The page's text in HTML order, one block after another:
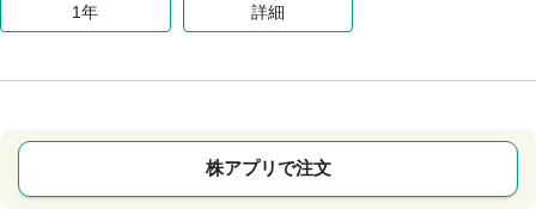
1年 詳細
株アプリで注文